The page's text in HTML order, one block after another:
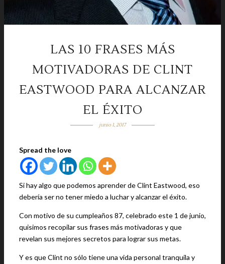
LAS 10 FRASES MÁS
MOTIVADORAS DE CLINT
EASTWOOD PARA ALCANZAR
EL ÉXITO
junio 1, 2017
Spread the love
Si hay algo que podemos aprender de Clint Eastwood, eso
debería ser no tener miedo a luchar y alcanzar el éxito.
Con motivo de su cumpleaños 87, celebrado este 1 de junio,
quisimos recopilar sus frases más motivadoras y que
revelan sus mejores secretos para lograr sus metas.
Y es que Clint no sólo tiene una vida personal tranquila y